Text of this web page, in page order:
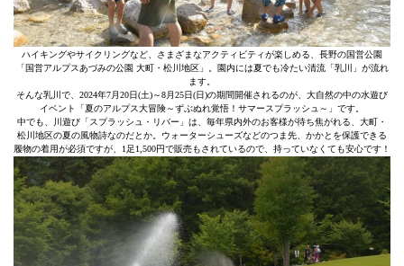
ハイキングやサイクリングなど、さまざまなアクティビティが楽しめる、長野の国営公園
「国営アルプスあづみの公園 大町・松川地区」。園内には夏でも冷たい清流「乳川」が流れ
ます。
そんな乳川で、2024年7月20日(土)～8月25日(日)の期間開催されるのが、大自然の中の水遊び
イベント「夏のアルプス大冒険～ずぶぬれ覚悟！サマースプラッシュ～」です。
中でも、川遊び「スプラッシュ・リバー」は、毎年県内外のお客様が待ち焦がれる、大町・
松川地区の夏の風物詩なのだとか。ウォーターシューズなどのつま先、かかとを保護できる
履物の着用が必須ですが、1足1,500円で販売もされているので、持っていなくても安心です！